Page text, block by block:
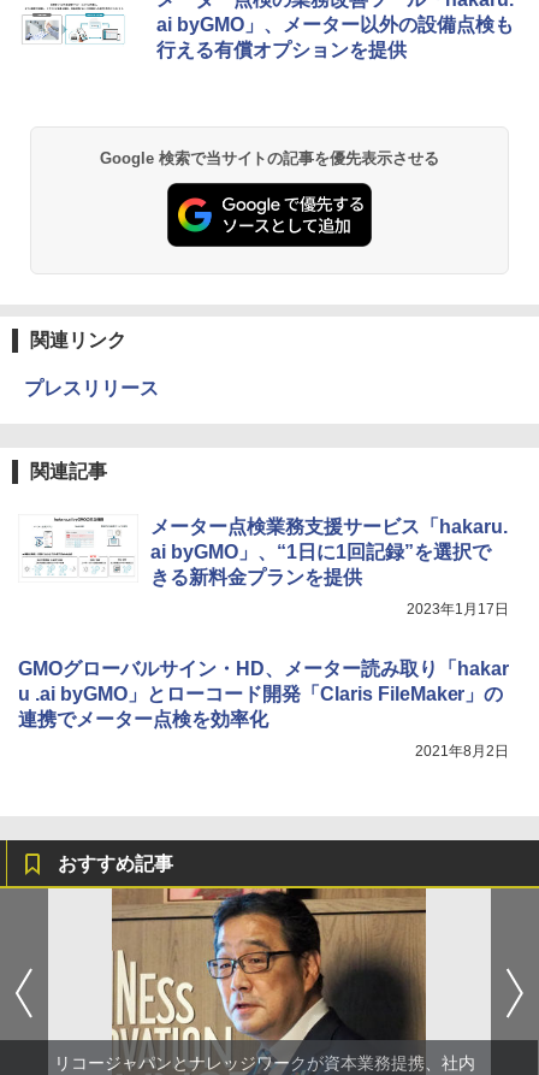
ai byGMO」、メーター以外の設備点検も
行える有償オプションを提供
Google 検索で当サイトの記事を優先表示させる
関連リンク
プレスリリース
関連記事
メーター点検業務支援サービス「hakaru.
ai byGMO」、“1日に1回記録”を選択で
きる新料金プランを提供
2023年1月17日
GMOグローバルサイン・HD、メーター読み取り「hakar
u .ai byGMO」とローコード開発「Claris FileMaker」の
連携でメーター点検を効率化
2021年8月2日
おすすめ記事
リコージャパンとナレッジワークが資本業務提携、社内